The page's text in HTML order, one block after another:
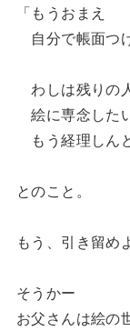
「もうおまえ
自分で帳面つ
わしは残りの
絵に専念した
もう経理しん
とのこと。
もう、引き留め
そうかー
お父さんは絵の